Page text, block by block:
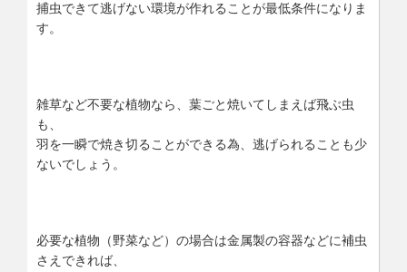
捕虫できて逃げない環境が作れることが最低条件になりま
す。
雑草など不要な植物なら、葉ごと焼いてしまえば飛ぶ虫
も、
羽を一瞬で焼き切ることができる為、逃げられることも少
ないでしょう。
必要な植物（野菜など）の場合は金属製の容器などに補虫
さえできれば、